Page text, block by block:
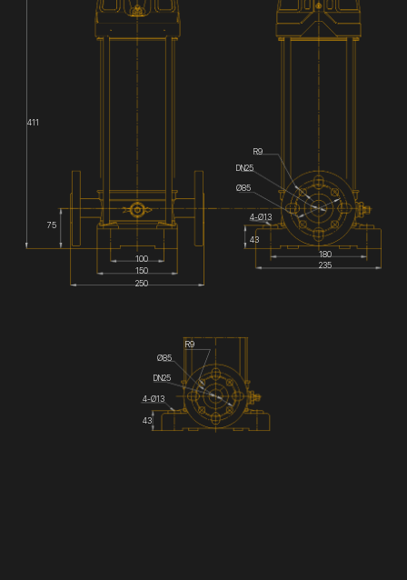
DN25
411
75
100
150
250
180
235
43
4-Ø13
Ø85
R9
DN25
R9
Ø85
4-Ø13
43